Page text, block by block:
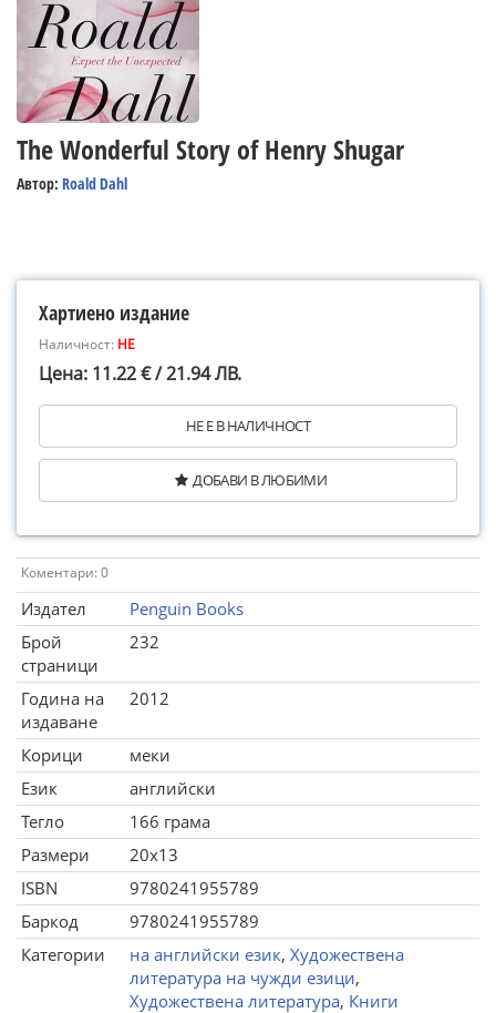
The Wonderful Story of Henry Shugar
Автор: Roald Dahl
Хартиено издание
Наличност: НЕ
Цена: 11.22 € / 21.94 ЛВ.
НЕ Е В НАЛИЧНОСТ
ДОБАВИ В ЛЮБИМИ
Коментари: 0
Издател
Penguin Books
Брой
страници
232
Година на
издаване
2012
Корици
меки
Език
английски
Тегло
166 грама
Размери
20x13
ISBN
9780241955789
Баркод
9780241955789
Категории
на английски език, Художествена
литература на чужди езици,
Художествена литература, Книги